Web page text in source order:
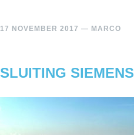
17 NOVEMBER 2017 — MARCO
SLUITING